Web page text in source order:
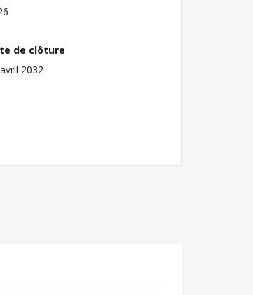
de clôture
2032